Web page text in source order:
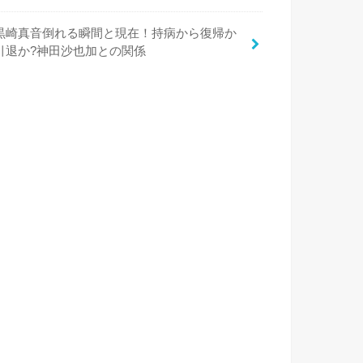
崎真音倒れる瞬間と現在！持病から復帰か
退か?神田沙也加との関係